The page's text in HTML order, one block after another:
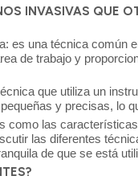
INVASIVAS QUE
es una técnica
de trabajo y
que utiliza un
y precisas, lo
como las
las diferentes
de que se está